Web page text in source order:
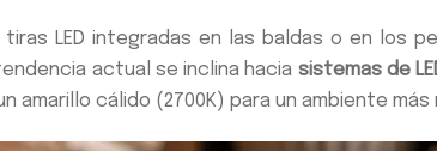
LED integradas en las baldas o en los
actual se inclina hacia sistemas de
cálido (2700K) para un ambiente más